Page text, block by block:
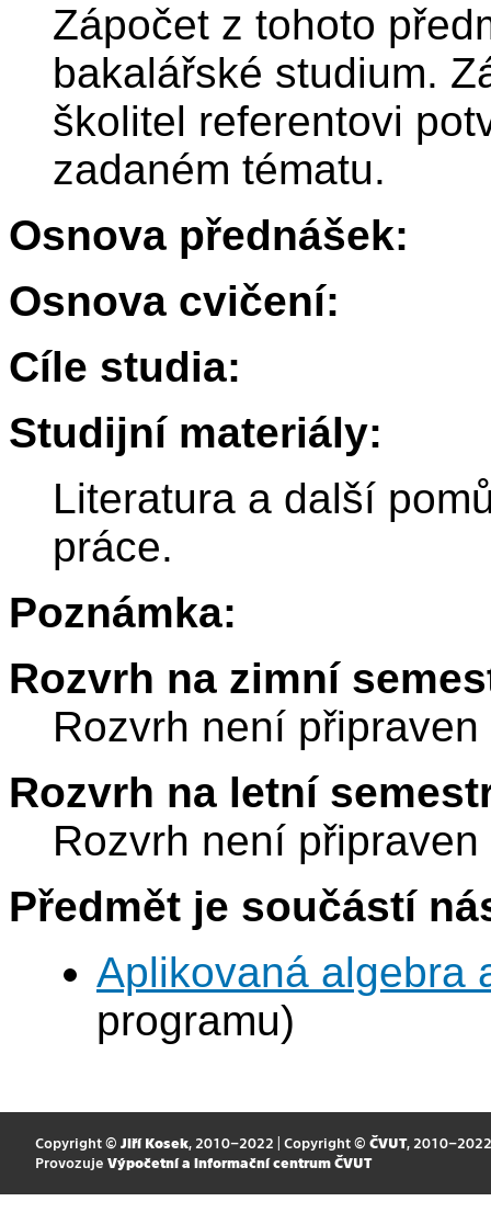
Zápočet z tohoto
bakalářské studium.
školitel referentovi
zadaném tématu.
Osnova přednášek:
Osnova cvičení:
Cíle studia:
Studijní materiály:
Literatura a další
práce.
Poznámka:
Rozvrh na zimní
Rozvrh není připraven
Rozvrh na letní
Rozvrh není připraven
Předmět je součástí
Aplikovaná algebra
programu)
Copyright © Jiří Kosek, 2010–2022 | Copyright © ČVUT, 2010–2022
Provozuje Výpočetní a informační centrum ČVUT